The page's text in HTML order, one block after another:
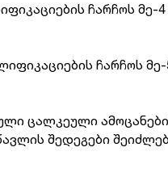
ჩარჩოს მე-4
ჩარჩოს მე-
ცალკეული
შედეგები